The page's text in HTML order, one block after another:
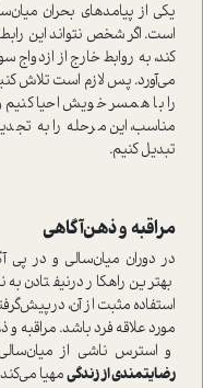
یکی از پیامدهای بحران
است. اگر شخص نتواند این
کند، به روابط خارج از ازدواج
می‌آورد. پس لازم است تلاش
را با همسر خویش احیا کنیم
مناسب، این مرحله را به
تبدیل کنیم.
مراقبه و ذهن‌آگاهی
در دوران میان‌سالی و در پی
بهترین راهکار درنیفتادن
استفاده مثبت از آن،
مورد علاقه فرد باشد. مراقبه
و استرس ناشی از
رضایتمندی از زندگیمهیا